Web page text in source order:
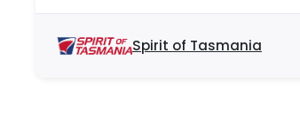
Spirit of Tasmania